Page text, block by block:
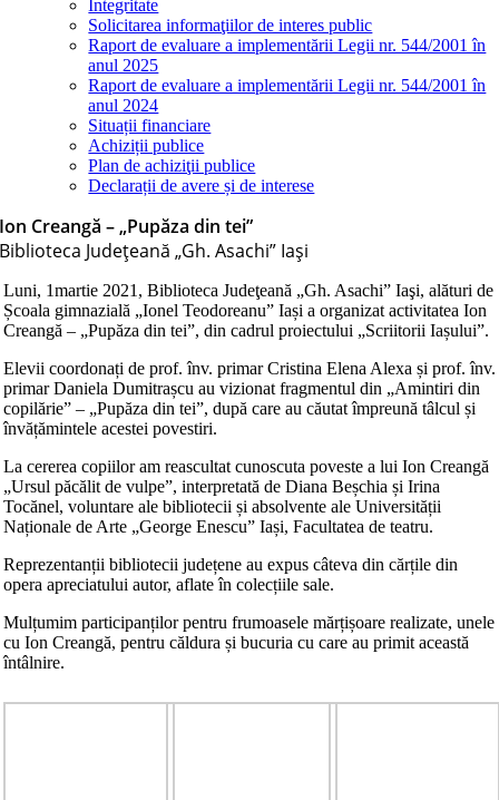
Integritate
Solicitarea informaţiilor de interes public
Raport de evaluare a implementării Legii nr. 544/2001 în
anul 2025
Raport de evaluare a implementării Legii nr. 544/2001 în
anul 2024
Situații financiare
Achiziții publice
Plan de achiziţii publice
Declarații de avere și de interese
Ion Creangă – „Pupăza din tei”
Biblioteca Judeţeană „Gh. Asachi” Iaşi
Luni, 1martie 2021, Biblioteca Judeţeană „Gh. Asachi” Iaşi, alături de
Școala gimnazială „Ionel Teodoreanu” Iași a organizat activitatea Ion
Creangă – „Pupăza din tei”, din cadrul proiectului „Scriitorii Iașului”.
Elevii coordonați de prof. înv. primar Cristina Elena Alexa și prof. înv.
primar Daniela Dumitrașcu au vizionat fragmentul din „Amintiri din
copilărie” – „Pupăza din tei”, după care au căutat împreună tâlcul și
învățămintele acestei povestiri.
La cererea copiilor am reascultat cunoscuta poveste a lui Ion Creangă
„Ursul păcălit de vulpe”, interpretată de Diana Beșchia și Irina
Tocănel, voluntare ale bibliotecii și absolvente ale Universității
Naționale de Arte „George Enescu” Iași, Facultatea de teatru.
Reprezentanții bibliotecii județene au expus câteva din cărțile din
opera apreciatului autor, aflate în colecțiile sale.
Mulțumim participanților pentru frumoasele mărțișoare realizate, unele
cu Ion Creangă, pentru căldura și bucuria cu care au primit această
întâlnire.